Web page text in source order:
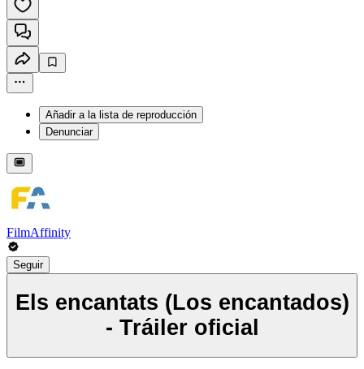
Añadir a la lista de reproducción
Denunciar
FilmAffinity
Seguir
Els encantats (Los encantados)
- Tráiler oficial